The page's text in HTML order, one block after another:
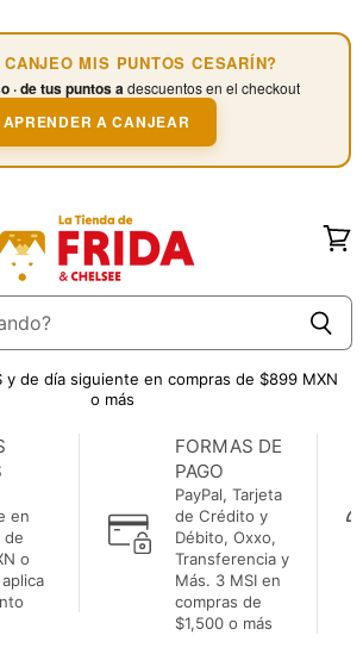
MIS PUNTOS CESARÍN?
· de tus puntos adescuentos en el checkout
APRENDER A CANJEAR
y de día siguiente en compras de $899 MXN
o más
en
de
o
FORMAS DE
PAGO
PayPal, Tarjeta
de Crédito y
Débito, Oxxo,
Transferencia y
Más. 3 MSI en
compras de
$1,500 o más